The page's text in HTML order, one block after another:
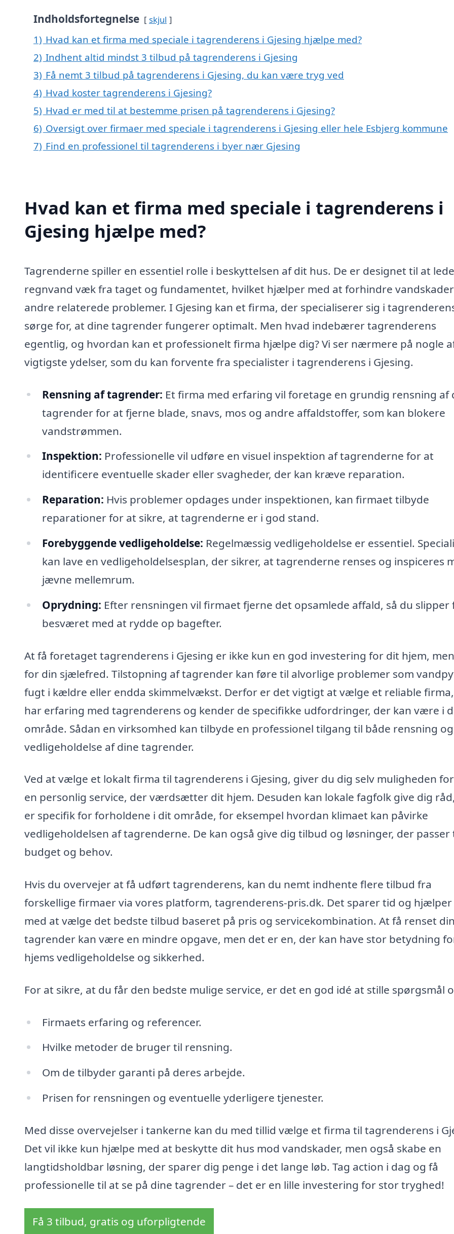
Indholdsfortegnelse skjul
1) Hvad kan et firma med speciale i tagrenderens i Gjesing hjælpe med?
2) Indhent altid mindst 3 tilbud på tagrenderens i Gjesing
3) Få nemt 3 tilbud på tagrenderens i Gjesing, du kan være tryg ved
4) Hvad koster tagrenderens i Gjesing?
5) Hvad er med til at bestemme prisen på tagrenderens i Gjesing?
6) Oversigt over firmaer med speciale i tagrenderens i Gjesing eller hele Esbjerg kommune
7) Find en professionel til tagrenderens i byer nær Gjesing
Hvad kan et firma med speciale i tagrenderens i
Gjesing hjælpe med?
Tagrenderne spiller en essentiel rolle i beskyttelsen af dit hus. De er designet til at lede
regnvand væk fra taget og fundamentet, hvilket hjælper med at forhindre
andre relaterede problemer. I Gjesing kan et firma, der specialiserer sig i
sørge for, at dine tagrender fungerer optimalt. Men hvad indebærer tagrenderens
egentlig, og hvordan kan et professionelt firma hjælpe dig? Vi ser nærmere på nogle
vigtigste ydelser, som du kan forvente fra specialister i tagrenderens i Gjesing.
Rensning af tagrender: Et firma med erfaring vil foretage en grundig rensning af
tagrender for at fjerne blade, snavs, mos og andre affaldstoffer, som kan blokere
vandstrømmen.
Inspektion: Professionelle vil udføre en visuel inspektion af tagrenderne for at
identificere eventuelle skader eller svagheder, der kan kræve reparation.
Reparation: Hvis problemer opdages under inspektionen, kan firmaet tilbyde
reparationer for at sikre, at tagrenderne er i god stand.
Forebyggende vedligeholdelse: Regelmæssig vedligeholdelse er essentiel.
kan lave en vedligeholdelsesplan, der sikrer, at tagrenderne renses og inspiceres
jævne mellemrum.
Oprydning: Efter rensningen vil firmaet fjerne det opsamlede affald, så du slipper
besværet med at rydde op bagefter.
At få foretaget tagrenderens i Gjesing er ikke kun en god investering for dit hjem,
for din sjælefred. Tilstopning af tagrender kan føre til alvorlige problemer som
fugt i kældre eller endda skimmelvækst. Derfor er det vigtigt at vælge et reliable
har erfaring med tagrenderens og kender de specifikke udfordringer, der kan være i
område. Sådan en virksomhed kan tilbyde en professionel tilgang til både rensning og
vedligeholdelse af dine tagrender.
Ved at vælge et lokalt firma til tagrenderens i Gjesing, giver du dig selv muligheden
en personlig service, der værdsætter dit hjem. Desuden kan lokale fagfolk give dig
er specifik for forholdene i dit område, for eksempel hvordan klimaet kan påvirke
vedligeholdelsen af tagrenderne. De kan også give dig tilbud og løsninger, der passer
budget og behov.
Hvis du overvejer at få udført tagrenderens, kan du nemt indhente flere tilbud fra
forskellige firmaer via vores platform, tagrenderens-pris.dk. Det sparer tid og hjælper
med at vælge det bedste tilbud baseret på pris og servicekombination. At få renset
tagrender kan være en mindre opgave, men det er en, der kan have stor betydning
hjems vedligeholdelse og sikkerhed.
For at sikre, at du får den bedste mulige service, er det en god idé at stille spørgsmål
Firmaets erfaring og referencer.
Hvilke metoder de bruger til rensning.
Om de tilbyder garanti på deres arbejde.
Prisen for rensningen og eventuelle yderligere tjenester.
Med disse overvejelser i tankerne kan du med tillid vælge et firma til tagrenderens i
Det vil ikke kun hjælpe med at beskytte dit hus mod vandskader, men også skabe en
langtidsholdbar løsning, der sparer dig penge i det lange løb. Tag action i dag og få
professionelle til at se på dine tagrender – det er en lille investering for stor tryghed!
Få 3 tilbud, gratis og uforpligtende